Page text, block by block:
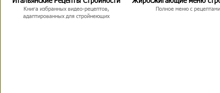
Книга избранных видео-рецептов,
адаптированных для стройнеющих
Полное меню с рецептами